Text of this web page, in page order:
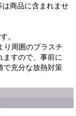
商品に含まれませ
。
り周囲のプラスチ
ますので、事前に
で充分な放熱対策